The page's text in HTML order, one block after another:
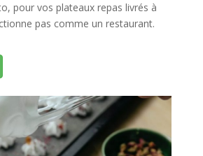
pour vos plateaux repas livrés à
pas comme un restaurant.